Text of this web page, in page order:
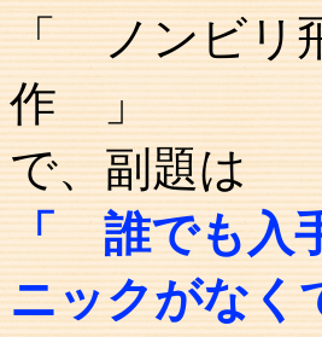
「 ノンビリ
作 」
で、副題は
「 誰でも入
ニックがなく